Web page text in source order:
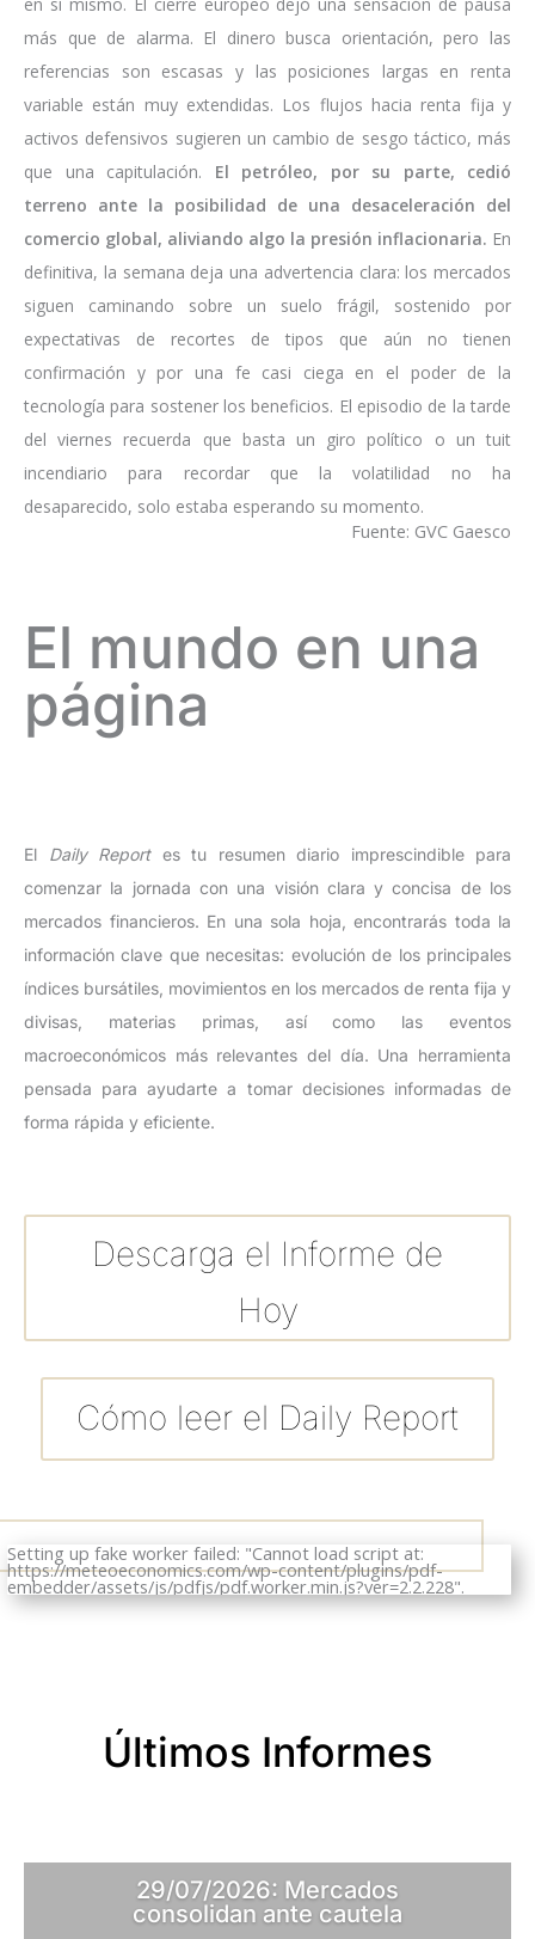
más que de alarma. El dinero busca orientación, pero las
referencias son escasas y las posiciones largas en renta
variable están muy extendidas. Los flujos hacia renta fija y
activos defensivos sugieren un cambio de sesgo táctico, más
que una capitulación.
El petróleo, por su parte, cedió
terreno ante la posibilidad de una desaceleración del
comercio global, aliviando algo la presión inflacionaria. En
definitiva, la semana deja una advertencia clara: los mercados
siguen caminando sobre un suelo frágil, sostenido por
expectativas de recortes de tipos que aún no tienen
confirmación y por una fe casi ciega en el poder de la
tecnología para sostener los beneficios. El episodio de la tarde
del viernes recuerda que basta un giro político o un tuit
incendiario para recordar que la volatilidad no ha
desaparecido, solo estaba esperando su momento.
Fuente: GVC Gaesco
El mundo en una
página
El Daily Reportes tu resumen diario imprescindible para
comenzar la jornada con una visión clara y concisa de los
mercados financieros. En una sola hoja, encontrarás toda la
información clave que necesitas: evolución de los principales
índices bursátiles, movimientos en los mercados de renta fija y
divisas, materias primas, así como las eventos
macroeconómicos más relevantes del día. Una herramienta
pensada para ayudarte a tomar decisiones informadas de
forma rápida y eficiente.
Descarga el Informe de
Hoy
Cómo leer el Daily Report
Setting up fake worker failed: "Cannot load script at:
https://meteoeconomics.com/wp-content/plugins/pdf-
embedder/assets/js/pdfjs/pdf.worker.min.js?ver=2.2.228".
Últimos Informes
29/07/2026: Mercados
consolidan ante cautela